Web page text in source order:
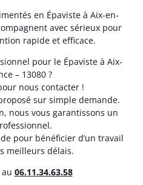
en Épaviste à Aix-en-
avec sérieux pour
rapide et efficace.
pour le Épaviste à Aix-
– 13080 ?
nous contacter !
sur simple demande.
nous vous garantissons un
pour bénéficier d’un travail
meilleurs délais.
06.11.34.63.58